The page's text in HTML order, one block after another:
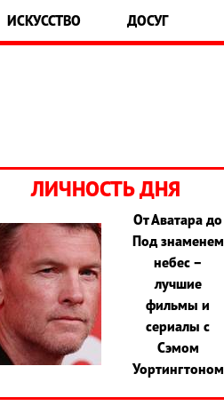
ИСКУССТВО ДОСУГ
ЛИЧНОСТЬ ДНЯ
От Аватара до
Под знаменем
небес –
лучшие
фильмы и
сериалы с
Сэмом
Уортингтоном